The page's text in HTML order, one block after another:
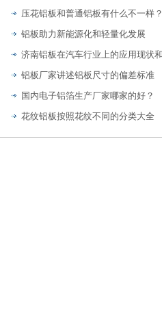
压花铝板和普通铝板有什么不一样？
铝板助力新能源化和轻量化发展
铝板厂家讲述铝板尺寸的偏差标准
国内电子铝箔生产厂家哪家的好？
花纹铝板按照花纹不同的分类大全